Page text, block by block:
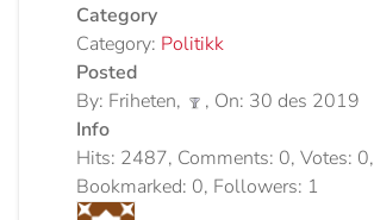
Category
Category: Politikk
Posted
By: Friheten,
, On: 30 des 2019
Info
Hits: 2487, Comments: 0, Votes: 0,
Bookmarked: 0, Followers: 1